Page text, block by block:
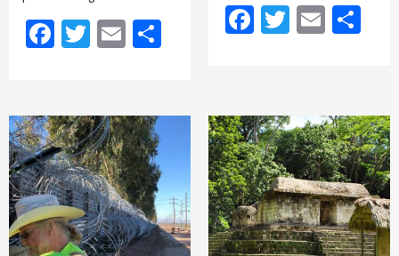
Facebook
Twitter
EmailShare Facebook
Twitter
Email